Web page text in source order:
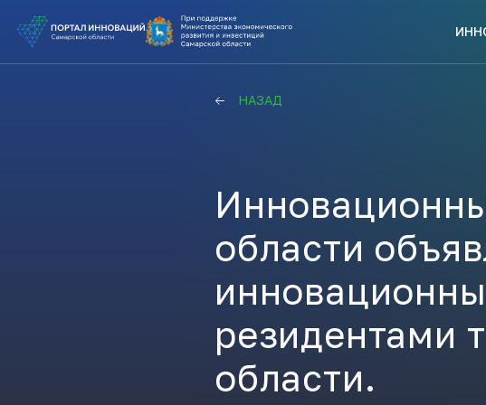
НАЗАД
области
резидентами
области.
Актуальные
ПОДПИСАТЬСЯ